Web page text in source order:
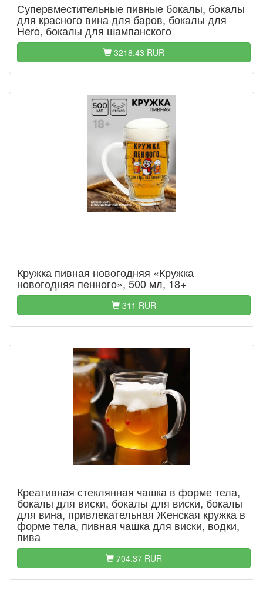
Супервместительные пивные бокалы, бокалы
для красного вина для баров, бокалы для
Hero, бокалы для шампанского
3218.43 RUR
Кружка пивная новогодняя «Кружка
новогодняя пенного», 500 мл, 18+
311 RUR
Креативная стеклянная чашка в форме тела,
бокалы для виски, бокалы для виски, бокалы
для вина, привлекательная Женская кружка в
форме тела, пивная чашка для виски, водки,
пива
704.37 RUR